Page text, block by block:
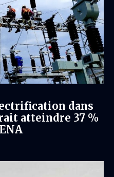
dans
atteindre 37 %